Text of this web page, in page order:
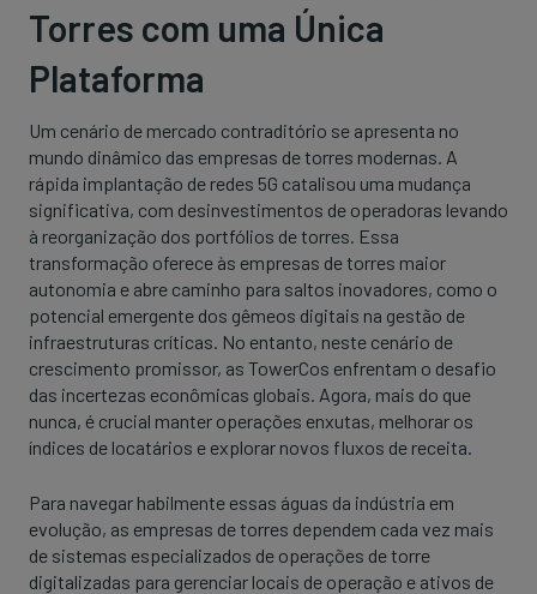
Torres com uma Única
Plataforma
Um cenário de mercado contraditório se apresenta no
mundo dinâmico das empresas de torres modernas. A
rápida implantação de redes 5G catalisou uma mudança
significativa, com desinvestimentos de operadoras levando
à reorganização dos portfólios de torres. Essa
transformação oferece às empresas de torres maior
autonomia e abre caminho para saltos inovadores, como o
potencial emergente dos gêmeos digitais na gestão de
infraestruturas críticas. No entanto, neste cenário de
crescimento promissor, as TowerCos enfrentam o desafio
das incertezas econômicas globais. Agora, mais do que
nunca, é crucial manter operações enxutas, melhorar os
índices de locatários e explorar novos fluxos de receita.
Para navegar habilmente essas águas da indústria em
evolução, as empresas de torres dependem cada vez mais
de sistemas especializados de operações de torre
digitalizadas para gerenciar locais de operação e ativos de